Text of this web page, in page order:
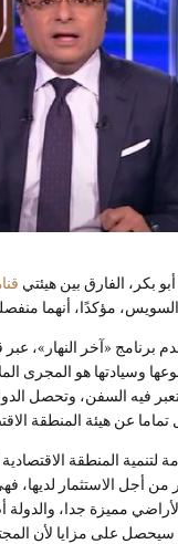
بكر، الفارق بين هيئتي
السويس، مؤكدًا، أنهما
برنامج «آخر النهار»، عبر
وسيادتها هو المجرى
فيه السفن، وتحصل
عن هيئة المنطقة
لتنمية المنطقة
من أجل الاستثمار لديها،
مميزة جدا،
سيحصل على مزايا لأن